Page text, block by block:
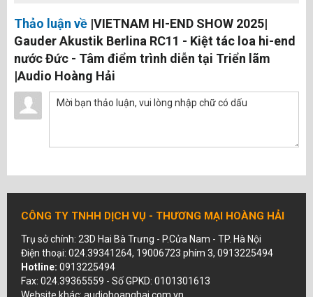
Thảo luận về |VIETNAM HI-END SHOW 2025|
Gauder Akustik Berlina RC11 - Kiệt tác loa hi-end
nước Đức - Tâm điểm trình diễn tại Triển lãm
|Audio Hoàng Hải
CÔNG TY TNHH DỊCH VỤ - THƯƠNG MẠI HOÀNG HẢI
Trụ sở chính: 23D Hai Bà Trưng - P.Cửa Nam - TP. Hà Nội
Điện thoại: 024.39341264, 19006723 phím 3, 0913225494
Hotline: 0913225494
Fax: 024.39365559 - Số GPKD: 0101301613
Website khác: audiohoanghai.com.vn